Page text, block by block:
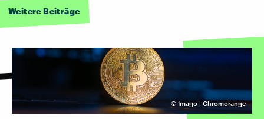
Weitere Beiträge
© Imago | Chromorange